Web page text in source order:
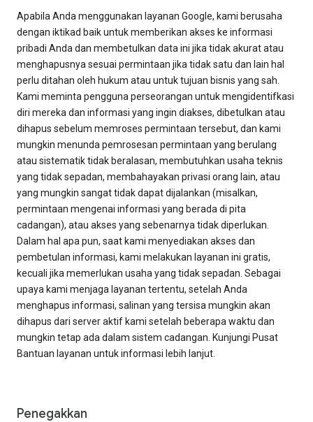
Apabila Anda menggunakan layanan Google, kami berusaha
dengan iktikad baik untuk memberikan akses ke informasi
pribadi Anda dan membetulkan data ini jika tidak akurat atau
menghapusnya sesuai permintaan jika tidak satu dan lain hal
perlu ditahan oleh hukum atau untuk tujuan bisnis yang sah.
Kami meminta pengguna perseorangan untuk mengidentifkasi
diri mereka dan informasi yang ingin diakses, dibetulkan atau
dihapus sebelum memroses permintaan tersebut, dan kami
mungkin menunda pemrosesan permintaan yang berulang
atau sistematik tidak beralasan, membutuhkan usaha teknis
yang tidak sepadan, membahayakan privasi orang lain, atau
yang mungkin sangat tidak dapat dijalankan (misalkan,
permintaan mengenai informasi yang berada di pita
cadangan), atau akses yang sebenarnya tidak diperlukan.
Dalam hal apa pun, saat kami menyediakan akses dan
pembetulan informasi, kami melakukan layanan ini gratis,
kecuali jika memerlukan usaha yang tidak sepadan. Sebagai
upaya kami menjaga layanan tertentu, setelah Anda
menghapus informasi, salinan yang tersisa mungkin akan
dihapus dari server aktif kami setelah beberapa waktu dan
mungkin tetap ada dalam sistem cadangan. Kunjungi Pusat
Bantuan layanan untuk informasi lebih lanjut.
Penegakkan